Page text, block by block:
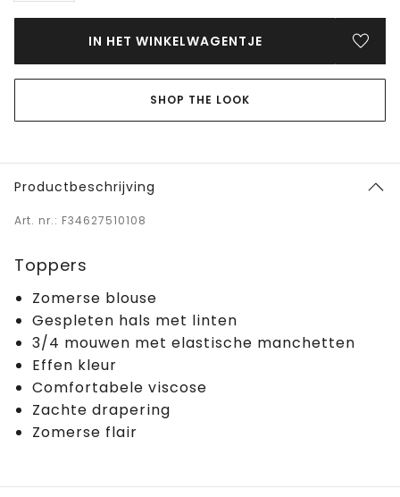
IN HET WINKELWAGENTJE
SHOP THE LOOK
Productbeschrijving
Art. nr.: F34627510108
Toppers
Zomerse blouse
Gespleten hals met linten
3/4 mouwen met elastische manchetten
Effen kleur
Comfortabele viscose
Zachte drapering
Zomerse flair